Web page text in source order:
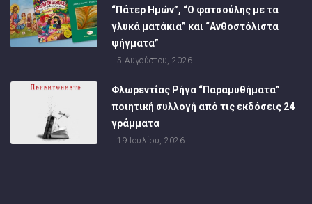
“Πάτερ Ημών”, “Ο φατσούλης με τα
γλυκά ματάκια” και “Ανθοστόλιστα
ψήγματα”
5 Αυγούστου, 2026
Φλωρεντίας Ρήγα “Παραμυθήματα”
ποιητική συλλογή από τις εκδόσεις 24
γράμματα
19 Ιουλίου, 2026